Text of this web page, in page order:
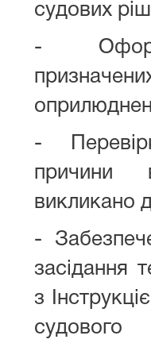
судових
-
-
причини
викликано
-
засідання
з